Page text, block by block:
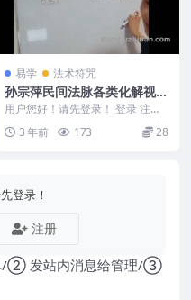
易学 法术符咒
孙宗萍民间法脉各类化解视频
+答疑+资料
用户您好！请先登录！ 登录 注册
孙宗萍民间法脉化解 Y2302-184
本课程...
3 年前 173 28
登录！
注册
/② 发站内消息给管理/③